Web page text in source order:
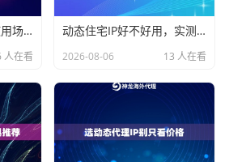
属性
真实住宅用户网络
易被标
低，接近真实用户特征
黑名单
实时去重，保障新鲜度
，断点
稳定，成功率高
动态住宅IP适合哪些使用场景
人在看
动态住宅IP好不好用，实测说话
2026-08-06 13 人在看